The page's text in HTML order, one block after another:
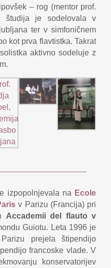
– rog (mentor prof.
študija je sodelovala v
ter v simfoničnem
kot prva flavtistka. Takrat
aktivno sodeluje z
izpopolnjevala na Ecole
v Parizu (Francija) pri
Accademii del flauto v
Guiotu. Leta 1996 je
prejela štipendijo
francoske vlade. V
konservatorijev